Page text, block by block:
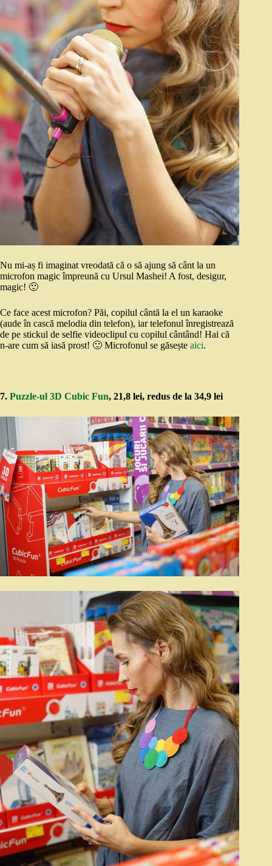
Nu mi-aș fi imaginat vreodată că o să ajung să cânt la un
microfon magic împreună cu Ursul Mashei! A fost, desigur,
magic! 🙂
Ce face acest microfon? Păi, copilul cântă la el un karaoke
(aude în cască melodia din telefon), iar telefonul înregistrează
de pe stickul de selfie videoclipul cu copilul cântând! Hai că
n-are cum să iasă prost! 🙂 Microfonul se găsește aici.
7. Puzzle-ul 3D Cubic Fun, 21,8 lei, redus de la 34,9 lei